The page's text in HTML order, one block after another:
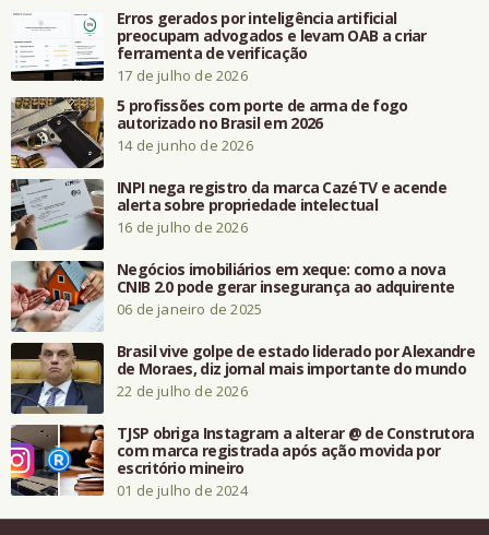
Erros gerados por inteligência artificial
preocupam advogados e levam OAB a criar
ferramenta de verificação
17 de julho de 2026
5 profissões com porte de arma de fogo
autorizado no Brasil em 2026
14 de junho de 2026
INPI nega registro da marca CazéTV e acende
alerta sobre propriedade intelectual
16 de julho de 2026
Negócios imobiliários em xeque: como a nova
CNIB 2.0 pode gerar insegurança ao adquirente
06 de janeiro de 2025
Brasil vive golpe de estado liderado por Alexandre
de Moraes, diz jornal mais importante do mundo
22 de julho de 2026
TJSP obriga Instagram a alterar @ de Construtora
com marca registrada após ação movida por
escritório mineiro
01 de julho de 2024